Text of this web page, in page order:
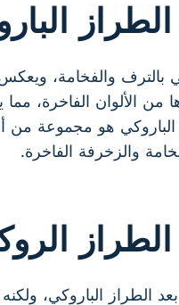
بالترف والفخامة،
من الألوان الفاخرة،
هو مجموعة من
والزخرفة الفاخرة.
الطراز الباروكي،